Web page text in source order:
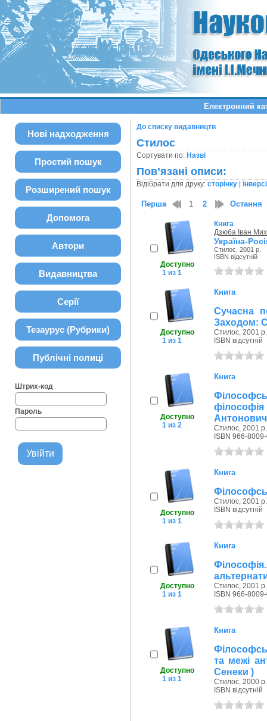
Електронний
Нові надходження
Простий пошук
Розширений пошук
Допомога
Автори
Видавництва
Серії
Тезаурус (Рубрики)
Публічні полиці
Штрих-код
Пароль
До списку видавництв
Стилос
Сортувати по: Назві
Пов’язані описи:
Відібрати для друку: сторінку|
Перша 1 2 Остання
Доступно
1 из 1
Книга
Дзюба Іван
Україна-
Стилос, 2001 р.
ISBN відсутній
Доступно
1 из 1
Книга
Сучасна
Заходом:
Стилос, 2001 р.
ISBN відсутній
Доступно
1 из 2
Книга
філософія
Стилос, 2001 р.
ISBN 966-
Доступно
1 из 1
Книга
Стилос, 2001 р.
ISBN відсутній
Доступно
1 из 1
Книга
Стилос, 2001 р.
ISBN 966-
Доступно
1 из 1
Книга
та межі
Сенеки )
Стилос, 2000 р.
ISBN відсутній